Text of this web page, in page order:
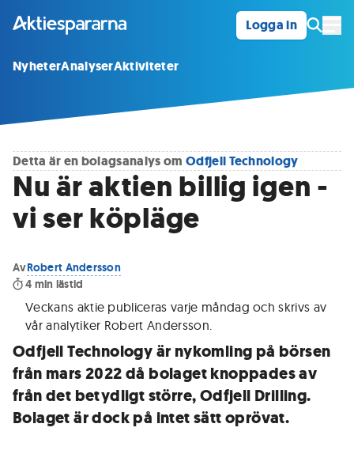
Logga in
NyheterAnalyserAktiviteter
Detta är en bolagsanalys om Odfjell Technology
Nu är aktien billig igen -
vi ser köpläge
AvRobert Andersson
4 min lästid
Veckans aktie publiceras varje måndag och skrivs av
vår analytiker Robert Andersson.
Odfjell Technology är nykomling på börsen
från mars 2022 då bolaget knoppades av
från det betydligt större, Odfjell Drilling.
Bolaget är dock på intet sätt oprövat.